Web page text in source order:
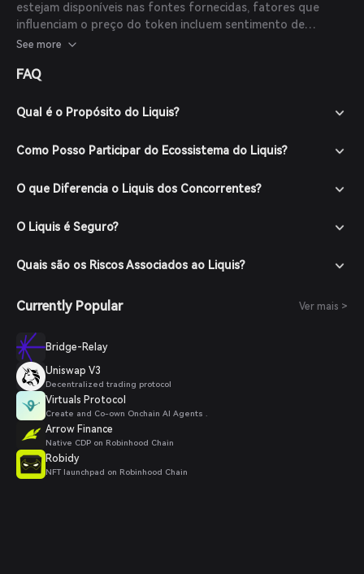
estejam disponíveis nas fontes fornecidas, fatores que
influenciam o preço do token incluem sentimento de
mercado, taxas de adoção e desenvolvimentos gerais
pesquisas minuciosas e considerar esses fatores ao avaliar
See more
FAQ
Qual é o Propósito do Liquis?
Como Posso Participar do Ecossistema do Liquis?
O que Diferencia o Liquis dos Concorrentes?
O Liquis é Seguro?
Quais são os Riscos Associados ao Liquis?
Currently Popular Ver mais >
Bridge-Relay
Uniswap V3
Decentralized trading protocol
Virtuals Protocol
Create and Co-own Onchain AI Agents .
Arrow Finance
Native CDP on Robinhood Chain
Robidy
NFT launchpad on Robinhood Chain